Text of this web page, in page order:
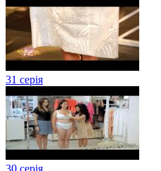
31 серія
30 серія